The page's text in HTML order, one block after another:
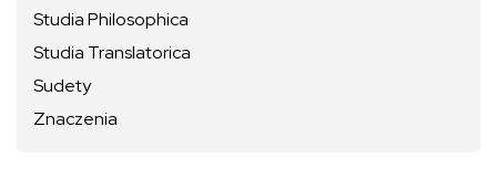
Studia Philosophica
Studia Translatorica
Sudety
Znaczenia